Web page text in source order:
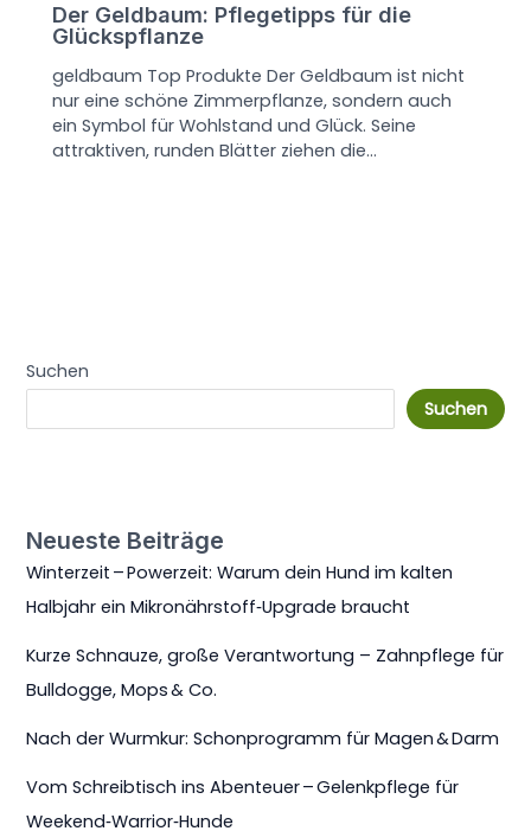
Der Geldbaum: Pflegetipps für die
Glückspflanze
geldbaum Top Produkte Der Geldbaum ist nicht
nur eine schöne Zimmerpflanze, sondern auch
ein Symbol für Wohlstand und Glück. Seine
attraktiven, runden Blätter ziehen die…
Suchen
Suchen
Neueste Beiträge
Winterzeit – Powerzeit: Warum dein Hund im kalten
Halbjahr ein Mikronährstoff‑Upgrade braucht
Kurze Schnauze, große Verantwortung – Zahnpflege für
Bulldogge, Mops & Co.
Nach der Wurmkur: Schonprogramm für Magen & Darm
Vom Schreibtisch ins Abenteuer – Gelenkpflege für
Weekend‑Warrior‑Hunde